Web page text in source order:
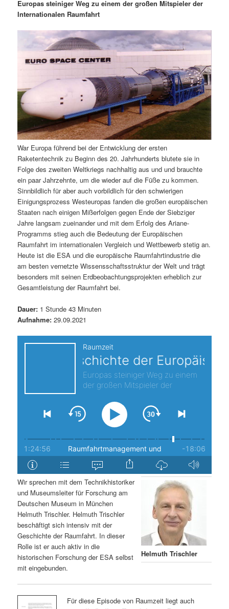
e
n
I
n
h
a
l
t
s
p
r
i
n
ä
r
e
n
I
n
h
a
l
t
s
p
g
n
n
a
o
n
Europas steiniger Weg zu einem der großen Mitspieler der
Internationalen Raumfahrt
War Europa führend bei der Entwicklung der ersten
Raketentechnik zu Beginn des 20. Jahrhunderts blutete sie in
Folge des zweiten Weltkriegs nachhaltig aus und und brauchte
ein paar Jahrzehnte, um die wieder auf die Füße zu kommen.
Sinnbildlich für aber auch vorbildlich für den schwierigen
Einigungsprozess Westeuropas fanden die großen europäischen
Staaten nach einigen Mißerfolgen gegen Ende der Siebziger
Jahre langsam zueinander und mit dem Erfolg des Ariane-
Programms stieg auch die Bedeutung der Europäischen
Raumfahrt im internationalen Vergleich und Wettbewerb stetig an.
Heute ist die ESA und die europäische Raumfahrtindustrie die
am besten vernetzte Wissensschaftsstruktur der Welt und trägt
besonders mit seinen Erdbeobachtungsprojekten erheblich zur
Gesamtleistung der Raumfahrt bei.
Dauer: 1 Stunde 43 Minuten
Aufnahme: 29.09.2021
Helmuth Trischler
Wir sprechen mit dem Technikhistoriker
und Museumsleiter für Forschung am
Deutschen Museum in München
Helmuth Trischler. Helmuth Trischler
beschäftigt sich intensiv mit der
Geschichte der Raumfahrt. In dieser
Rolle ist er auch aktiv in die
historischen Forschung der ESA selbst
mit eingebunden.
Für diese Episode von Raumzeit liegt auch